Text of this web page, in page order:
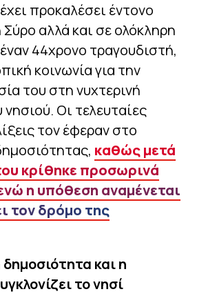
προκαλέσει έντονο
αλλά και σε ολόκληρη
44χρονο τραγουδιστή,
κοινωνία για την
του στη νυχτερινή
Οι τελευταίες
τον έφεραν στο
καθώς μετά
κρίθηκε προσωρινά
η υπόθεση αναμένεται
τον δρόμο της
και η
το νησί